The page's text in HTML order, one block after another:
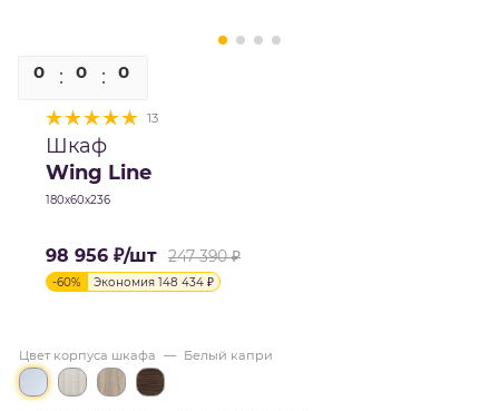
0 0 0
13
Шкаф
Wing Line
180х60х236
98 956 ₽/шт 247 390₽
-60% Экономия 148 434 ₽
Цвет корпуса шкафа — Белый капри